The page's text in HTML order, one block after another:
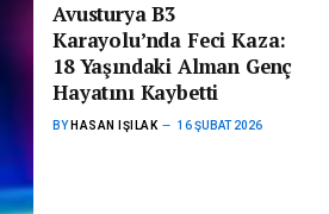
Avusturya B3
Karayolu’nda Feci Kaza:
18 Yaşındaki Alman Genç
Hayatını Kaybetti
BY HASAN IŞILAK 16 ŞUBAT 2026